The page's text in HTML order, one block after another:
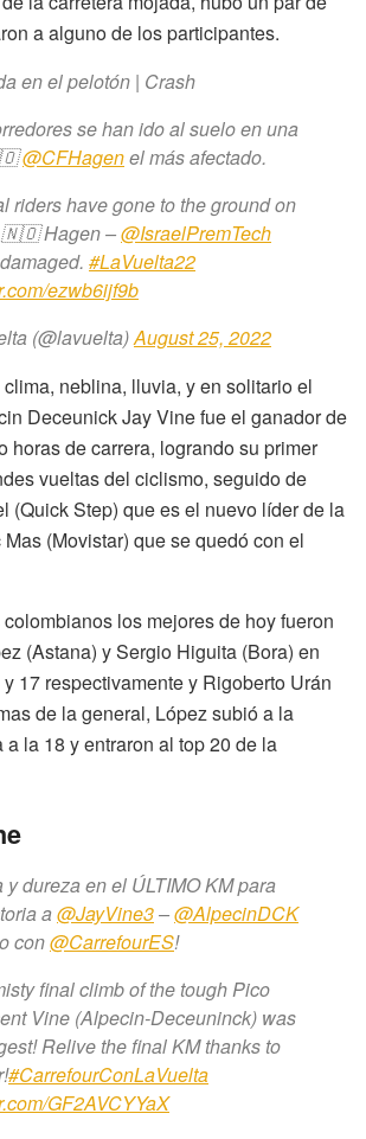
a alguno de los participantes.
en el pelotón | Crash
se han ido al suelo en una
@CFHagenel más afectado.
riders have gone to the ground on
🇳🇴 Hagen –@IsraelPremTech
#LaVuelta22
ezwb6ijf9b
(@lavuelta)August 25, 2022
neblina, lluvia, y en solitario el
Deceunick Jay Vine fue el ganador de
horas de carrera, logrando su primer
vueltas del ciclismo, seguido de
(Quick Step) que es el nuevo líder de la
(Movistar) que se quedó con el
los mejores de hoy fueron
(Astana) y Sergio Higuita (Bora) en
17 respectivamente y Rigoberto Urán
de la general, López subió a la
la 18 y entraron al top 20 de la
y dureza en el ÚLTIMO KM para
a@JayVine3–@AlpecinDCK
con@CarrefourES!
final climb of the tough Pico
Vine (Alpecin-Deceuninck) was
Relive the final KM thanks to
#CarrefourConLaVuelta
GF2AVCYYaX